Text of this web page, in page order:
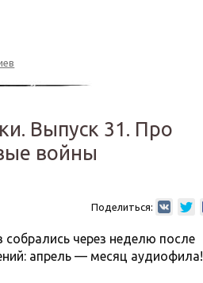
Выпуск 31. Про
войны
Поделиться:
собрались через неделю после
апрель — месяц аудиофила!